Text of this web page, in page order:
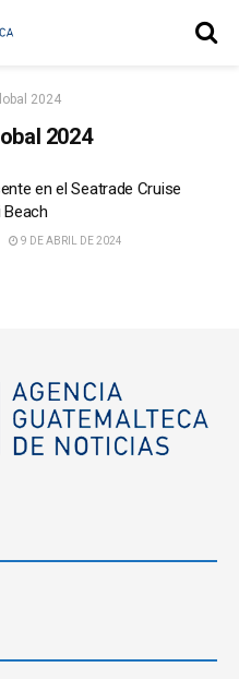
2024
2024
en el Seatrade Cruise
Beach
9 DE ABRIL DE 2024